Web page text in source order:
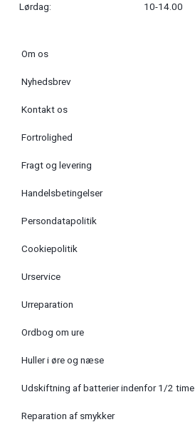
Lørdag: 10-14.00
Om os
Nyhedsbrev
Kontakt os
Fortrolighed
Fragt og levering
Handelsbetingelser
Persondatapolitik
Cookiepolitik
Urservice
Urreparation
Ordbog om ure
Huller i øre og næse
Udskiftning af batterier indenfor 1/2 time
Reparation af smykker